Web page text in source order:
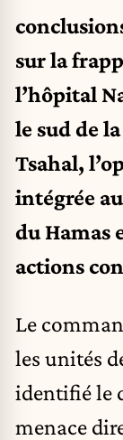
sur la
l’hôpital
le sud de
Tsahal,
intégrée
du Hamas
actions
Le
les unités
identifié le
menace